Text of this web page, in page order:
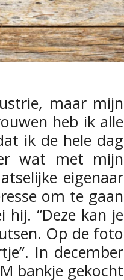
maar mijn
heb ik alle
ik de hele dag
wat met mijn
eigenaar
om te gaan
hij. “Deze kan je
Op de foto
In december
bankje gekocht